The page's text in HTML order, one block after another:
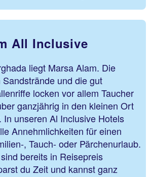
All Inclusive
liegt Marsa Alam. Die
und die gut
locken vor allem Taucher
ganzjährig in den kleinen Ort
In unseren Al Inclusive Hotels
Annehmlichkeiten für einen
, Tauch- oder Pärchenurlaub.
bereits in Reisepreis
du Zeit und kannst ganz